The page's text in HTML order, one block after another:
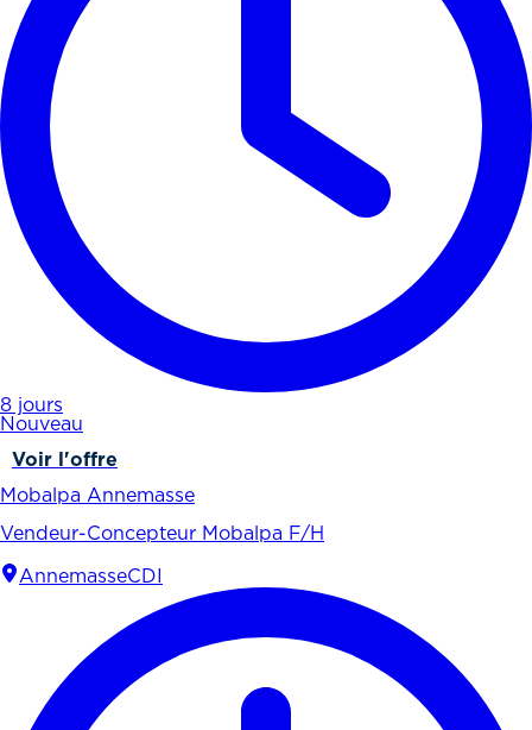
8 jours
Nouveau
Voir l'offre
Mobalpa Annemasse
Vendeur-Concepteur Mobalpa F/H
AnnemasseCDI